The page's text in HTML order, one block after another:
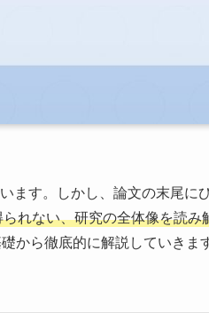
ます。しかし、論文の末尾に
れない、研究の全体像を読み
から徹底的に解説していきま